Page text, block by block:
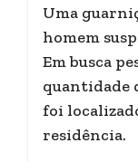
Uma
homem
Em busca
quantidade
foi
residência.